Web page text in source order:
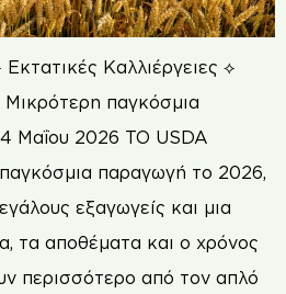
Καλλιέργειες ⟡
Μικρότερη παγκόσμια
Μαΐου 2026 TO USDA
παραγωγή το 2026,
εξαγωγείς και μια
τα αποθέματα και ο χρόνος
περισσότερο από τον απλό